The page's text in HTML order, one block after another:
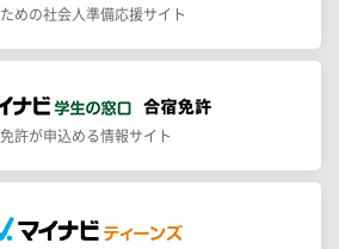
めの社会人準備応援サイト
許が申込める情報サイト